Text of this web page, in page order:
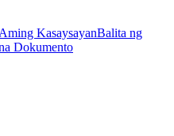
KasaysayanBalita ng
Dokumento